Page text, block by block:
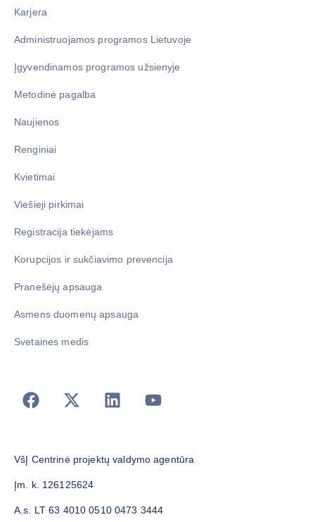
Karjera
Administruojamos programos Lietuvoje
Įgyvendinamos programos užsienyje
Metodinė pagalba
Naujienos
Renginiai
Kvietimai
Viešieji pirkimai
Registracija tiekėjams
Korupcijos ir sukčiavimo prevencija
Pranešėjų apsauga
Asmens duomenų apsauga
Svetainės medis
VšĮ Centrinė projektų valdymo agentūra
Įm. k. 126125624
A.s. LT 63 4010 0510 0473 3444